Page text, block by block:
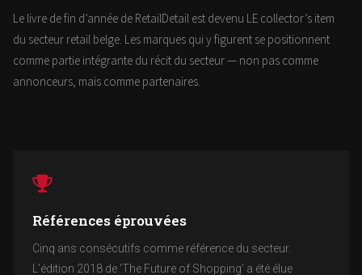
Le livre de fin d’année de RetailDetail est devenu LE collector’s item
du secteur retail belge. Les marques qui y figurent se positionnent
comme partie intégrante du récit du secteur — non pas comme
annonceurs, mais comme partenaires.
Références éprouvées
Cinq ans consécutifs comme référence du secteur.
L’édition 2018 de ‘The Future of Shopping’ a été élue